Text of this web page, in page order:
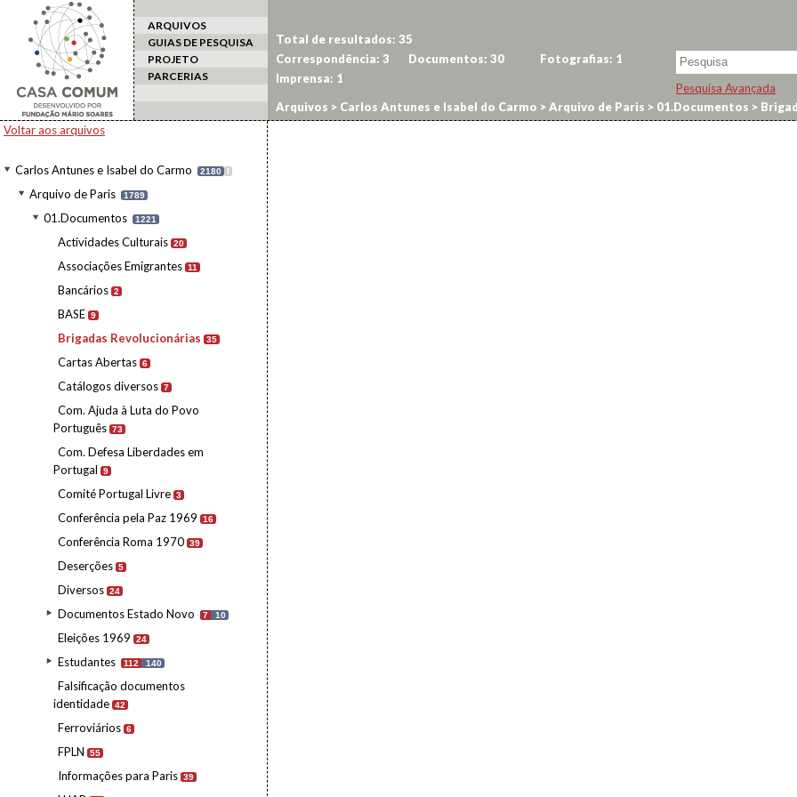
ARQUIVOS
GUIAS DE PESQUISA
PROJETO
PARCERIAS
Pesquisa Avançada
Voltar aos arquivos
Carlos Antunes e Isabel do Carmo 2180 I
Arquivo de Paris 1789
01.Documentos 1221
Actividades Culturais 20
Associações Emigrantes 11
Bancários 2
BASE 9
Brigadas Revolucionárias 35
Cartas Abertas 6
Catálogos diversos 7
Com. Ajuda à Luta do Povo
Português 73
Com. Defesa Liberdades em
Portugal
9
Comité Portugal Livre 3
Conferência pela Paz 1969 16
Conferência Roma 1970 39
Deserções 5
Diversos 24
Documentos Estado Novo 7 10
Eleições 1969 24
Estudantes 112 140
Falsificação documentos
identidade 42
Ferroviários 6
FPLN 55
Informações para Paris 39
Total de resultados: 35
Correspondência: 3 Documentos: 30 Fotografias: 1
Imprensa: 1
Arquivos > Carlos Antunes e Isabel do Carmo >Arquivo de Paris > 01.Documentos >